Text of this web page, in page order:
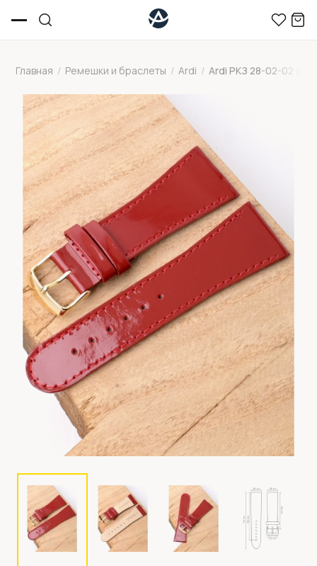
Главная / Ремешки и браслеты / Ardi / Ardi РКЗ 28-02-02